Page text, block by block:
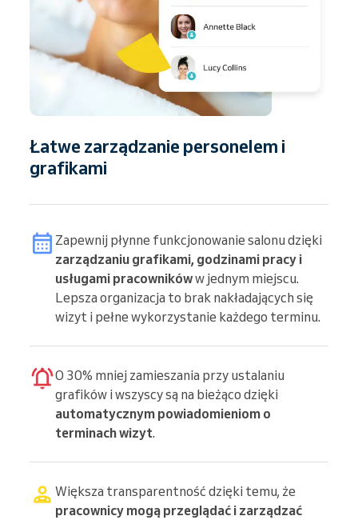
Łatwe zarządzanie personelem i
grafikami
Zapewnij płynne funkcjonowanie salonu dzięki
zarządzaniu grafikami, godzinami pracy i
usługami pracownikóww jednym miejscu.
Lepsza organizacja to brak nakładających się
wizyt i pełne wykorzystanie każdego terminu.
O 30% mniej zamieszania przy ustalaniu
grafików i wszyscy są na bieżąco dzięki
automatycznym powiadomieniom o
terminach wizyt.
Większa transparentność dzięki temu, że
pracownicy mogą przeglądać i zarządzać